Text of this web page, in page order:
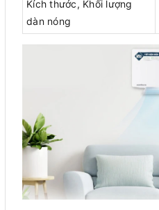
Kích thước, Khối lượng
dàn nóng